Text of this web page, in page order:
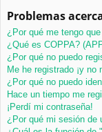
pi
d
os
Problemas
¿Por qué me tengo
¿Qué es COPPA?
¿Por qué no puedo
Me he registrado ¡y no
¿Por qué no puedo
Hace un tiempo me
¡Perdí mi contraseña!
¿Por qué mi sesión de